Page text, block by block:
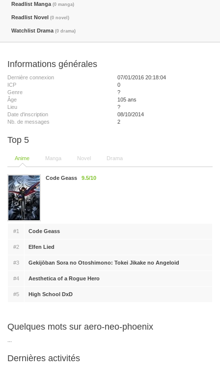
Readlist Manga (0 manga)
Readlist Novel (0 novel)
Watchlist Drama (0 drama)
Informations générales
Dernière connexion
07/01/2016 20:18:04
ICP
0
Genre
?
Âge
105 ans
Lieu
?
Date d'inscription
08/10/2014
Nb. de messages
2
Top 5
Anime Manga Novel Drama
Code Geass 9.5/10
#1 Code Geass
#2 Elfen Lied
#3 Gekijōban Sora no Otoshimono: Tokei Jikake no Angeloid
#4 Aesthetica of a Rogue Hero
#5 High School DxD
Quelques mots sur aero-neo-phoenix
Dernières activités